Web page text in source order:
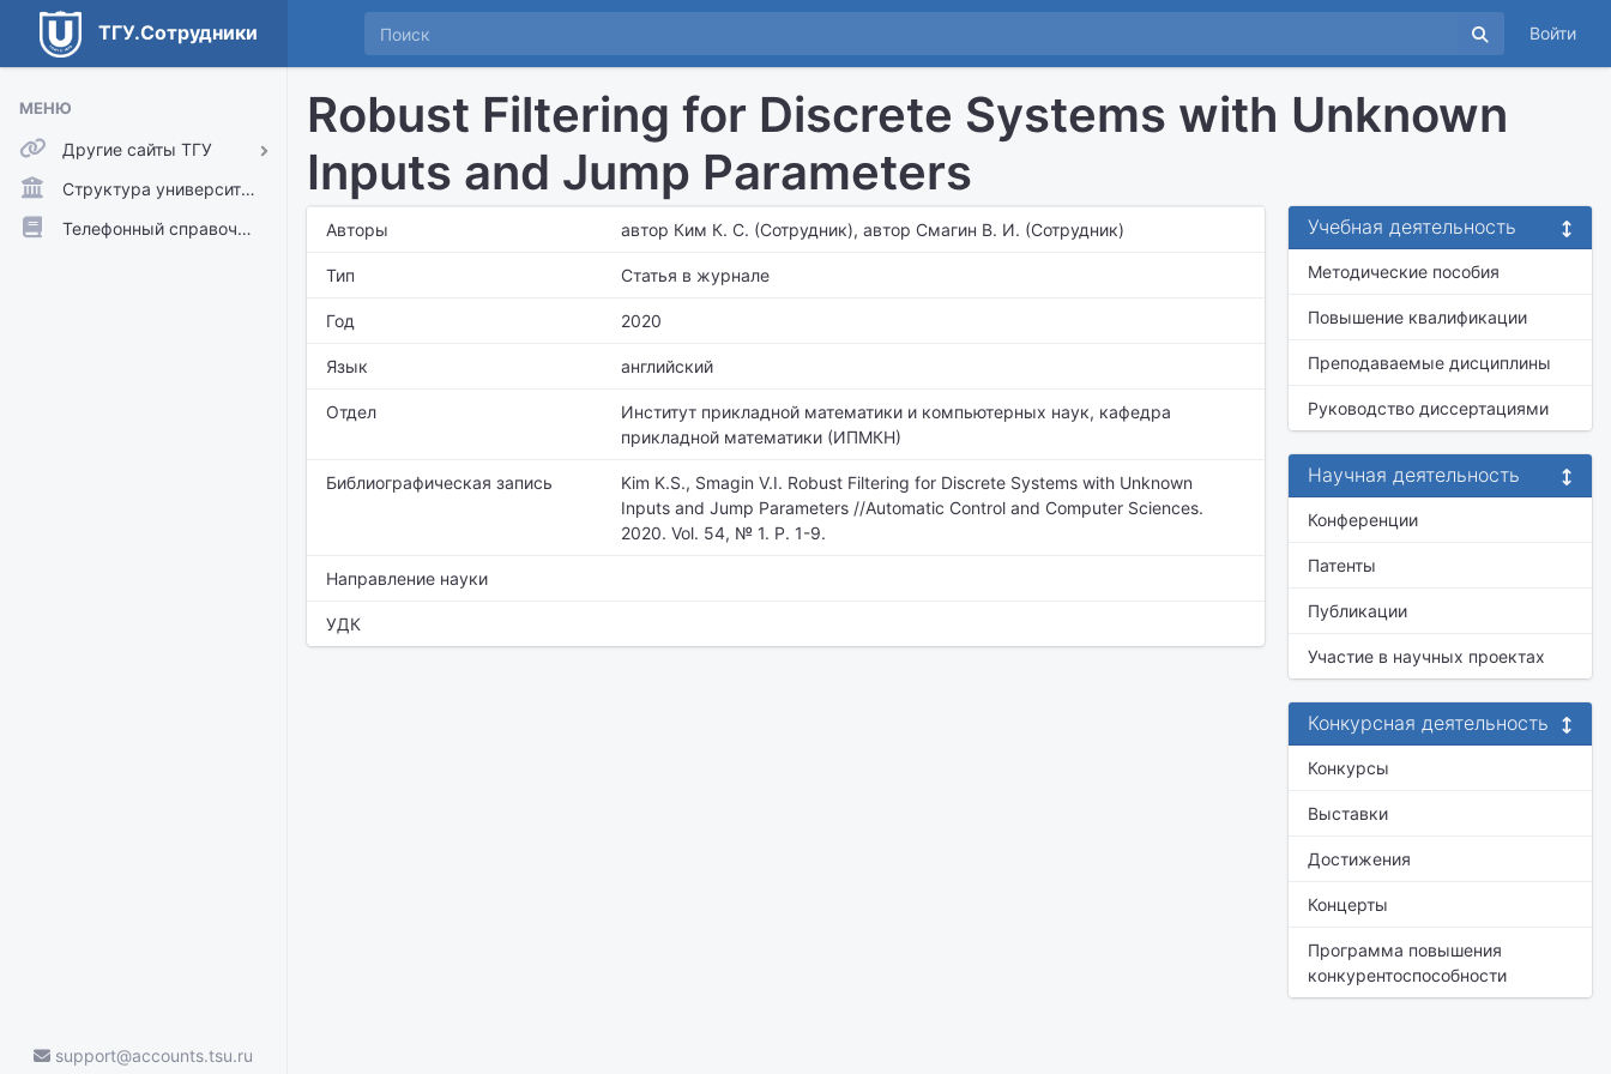
ТГУ.Сотрудники Войти
МЕНЮ
Другие сайты ТГУ
ТГУ.Аккаунты
ТГУ.Расписание
Структура университета
Телефонный справочник
support@accounts.tsu.ru
Robust Filtering for Discrete Systems with Unknown
Inputs and Jump Parameters
Авторы автор Ким К. С. (Сотрудник), автор Смагин В. И. (Сотрудник)
Тип Статья в журнале
Год 2020
Язык английский
Отдел Институт прикладной математики и компьютерных наук, кафедра
прикладной математики (ИПМКН)
Библиографическая запись
Kim K.S., Smagin V.I. Robust Filtering for Discrete Systems with Unknown
Inputs and Jump Parameters //Automatic Control and Computer Sciences.
2020. Vol. 54, № 1. P. 1-9.
Направление науки
УДК
Учебная деятельность
Методические пособия
Повышение квалификации
Преподаваемые дисциплины
Руководство диссертациями
Научная деятельность
Конференции
Патенты
Публикации
Участие в научных проектах
Конкурсная деятельность
Конкурсы
Выставки
Достижения
Концерты
Программа повышения
конкурентоспособности